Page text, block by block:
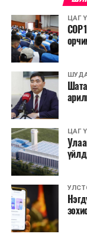
хэмжээ;
томилолт,
тавилга,
Батлан
сургалт,
Хуулиар
контент,
Заавал
ЦАГ
ЦАГ